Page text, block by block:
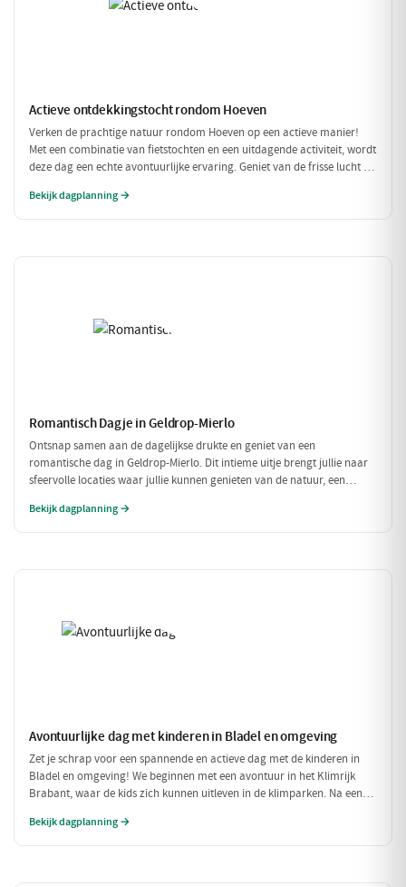
Actieve ontdekkingstocht rondom Hoeven
Verken de prachtige natuur rondom Hoeven op een actieve manier!
Met een combinatie van fietstochten en een uitdagende activiteit, wordt
deze dag een echte avontuurlijke ervaring. Geniet van de frisse lucht en
Bekijk dagplanning →
Romantisch Dagje in Geldrop-Mierlo
Ontsnap samen aan de dagelijkse drukte en geniet van een
romantische dag in Geldrop-Mierlo. Dit intieme uitje brengt jullie naar
sfeervolle locaties waar jullie kunnen genieten van de natuur, een
de omgeving en elkaar.
Bekijk dagplanning →
Avontuurlijke dag met kinderen in Bladel en omgeving
Zet je schrap voor een spannende en actieve dag met de kinderen in
Bladel en omgeving! We beginnen met een avontuur in het Klimrijk
Brabant, waar de kids zich kunnen uitleven in de klimparken. Na een
heerlijke traktatie bij Milly's IJs Boutique, waar je kunt zien hoe het
Bekijk dagplanning →